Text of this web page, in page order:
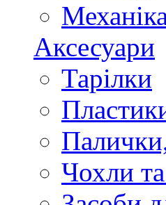
Аксесуари
Тарілки
Чохли